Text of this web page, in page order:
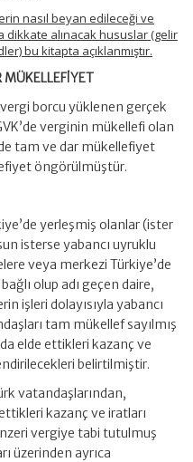
nasıl beyan edileceği ve
dikkate alınacak hususlar (gelir
bu kitapta açıklanmıştır.
MÜKELLEFİYET
borcu yüklenen gerçek
verginin mükellefi olan
tam ve dar mükellefiyet
öngörülmüştür.
yerleşmiş olanlar (ister
isterse yabancı uyruklu
veya merkezi Türkiye’de
olup adı geçen daire,
işleri dolayısıyla yabancı
tam mükellef sayılmış
elde ettikleri kazanç ve
belirtilmiştir.
vatandaşlarından,
kazanç ve iratları
vergiye tabi tutulmuş
üzerinden ayrıca